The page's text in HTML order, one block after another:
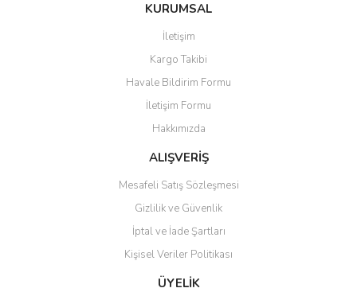
Görüş ve önerileriniz için teşekkür ederiz.
Ürün resmi kalitesiz, bozuk veya görüntülenemiyor.
Ürün açıklamasında eksik bilgiler bulunuyor.
Ürün bilgilerinde hatalar bulunuyor.
Gönder
KURUMSAL
İletişim
Kargo Takibi
Havale Bildirim Formu
İletişim Formu
Hakkımızda
ALIŞVERİŞ
Mesafeli Satış Sözleşmesi
Gizlilik ve Güvenlik
İptal ve İade Şartları
Kişisel Veriler Politikası
ÜYELİK